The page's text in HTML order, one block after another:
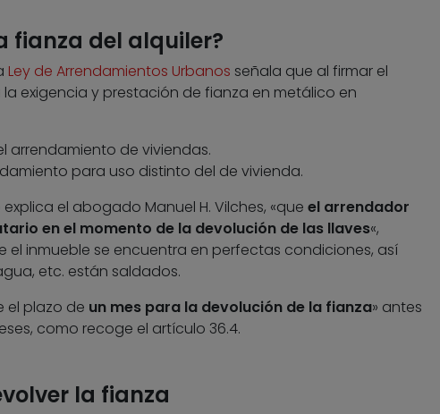
fianza del alquiler?
Ley de Arrendamientos Urbanos señala que al firmar el
exigencia y prestación de fianza en metálico en
arrendamiento de viviendas.
para uso distinto del de vivienda.
el abogado Manuel H. Vilches, «que el arrendador
en el momento de la devolución de las llaves«,
inmueble se encuentra en perfectas condiciones, así
etc. están saldados.
el plazo de un mes para la devolución de la fianza» antes
como recoge el artículo 36.4.
la fianza